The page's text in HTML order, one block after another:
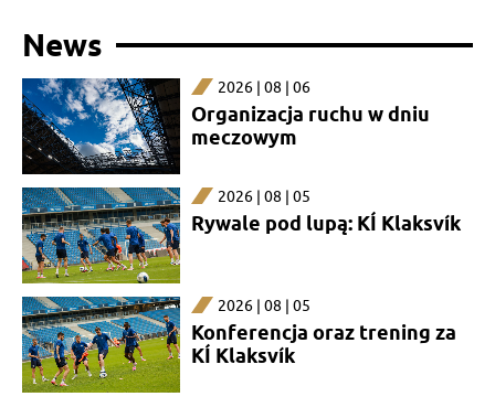
News
2026 | 08 | 06
Organizacja ruchu w dniu
meczowym
2026 | 08 | 05
Rywale pod lupą: KÍ Klaksvík
2026 | 08 | 05
Konferencja oraz trening za
KÍ Klaksvík